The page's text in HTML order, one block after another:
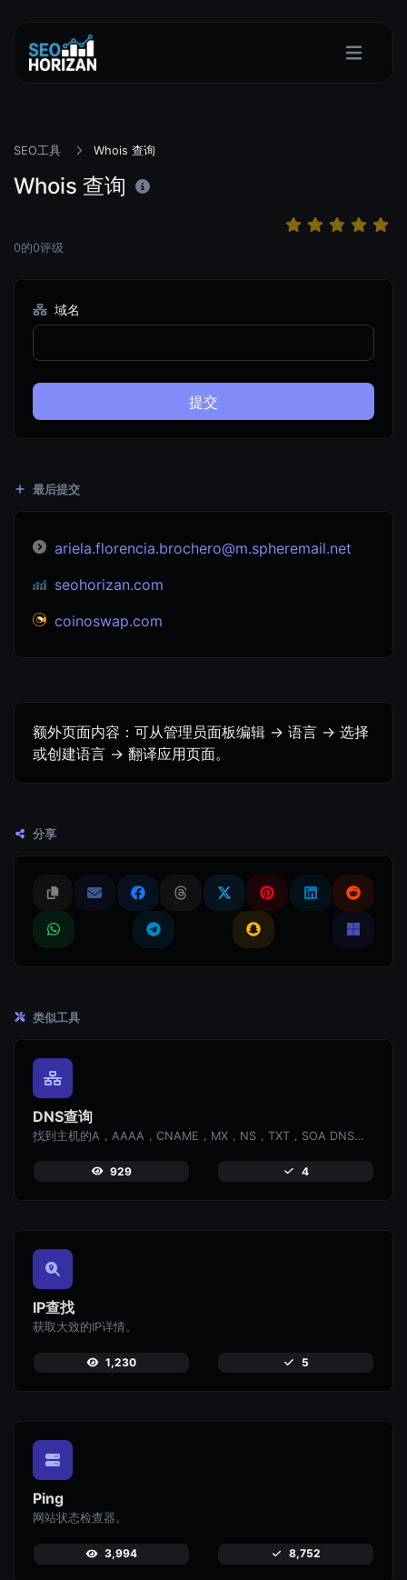
SEO工具 Whois 查询
Whois 查询
0的0评级
域名
提交
最后提交
ariela.florencia.brochero@m.spheremail.net
seohorizan.com
coinoswap.com
额外页面内容：可从管理员面板编辑 -> 语言 -> 选择
或创建语言 -> 翻译应用页面。
分享
类似工具
DNS查询
找到主机的A，AAAA，CNAME，MX，NS，TXT，SOA DNS记录。
929 4
IP查找
获取大致的IP详情。
1,230 5
Ping
网站状态检查器。
3,994 8,752